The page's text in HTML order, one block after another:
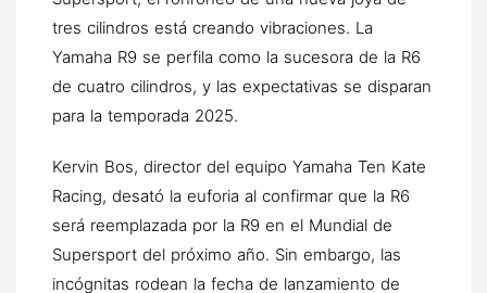
tres cilindros está creando vibraciones. La
Yamaha R9 se perfila como la sucesora de la R6
de cuatro cilindros, y las expectativas se disparan
para la temporada 2025.
Kervin Bos, director del equipo Yamaha Ten Kate
Racing, desató la euforia al confirmar que la R6
será reemplazada por la R9 en el Mundial de
Supersport del próximo año. Sin embargo, las
incógnitas rodean la fecha de lanzamiento de